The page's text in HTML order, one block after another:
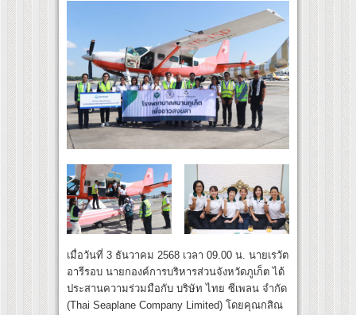
เมื่อวันที่ 3 ธันวาคม 2568 เวลา 09.00 น. นายเรวัต
อารีรอบ นายกองค์การบริหารส่วนจังหวัดภูเก็ต ได้
ประสานความร่วมมือกับ บริษัท ไทย ซีเพลน จำกัด
(Thai Seaplane Company Limited) โดยคุณกสิณ